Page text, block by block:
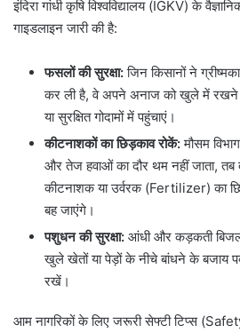
इंदिरा गांधी कृषि विश्वविद्यालय (IGKV) के
गाइडलाइन जारी की है:
फसलों की सुरक्षा:जिन किसानों ने
कर ली है, वे अपने अनाज को खुले में रखने
या सुरक्षित गोदामों में पहुंचाएं।
कीटनाशकों का छिड़काव रोकें:मौसम
और तेज हवाओं का दौर थम नहीं जाता,
कीटनाशक या उर्वरक (Fertilizer) का
बह जाएंगे।
पशुधन की सुरक्षा: आंधी और कड़कती
खुले खेतों या पेड़ों के नीचे बांधने के बजाय
रखें।
आम नागरिकों के लिए जरूरी सेफ्टी टिप्स